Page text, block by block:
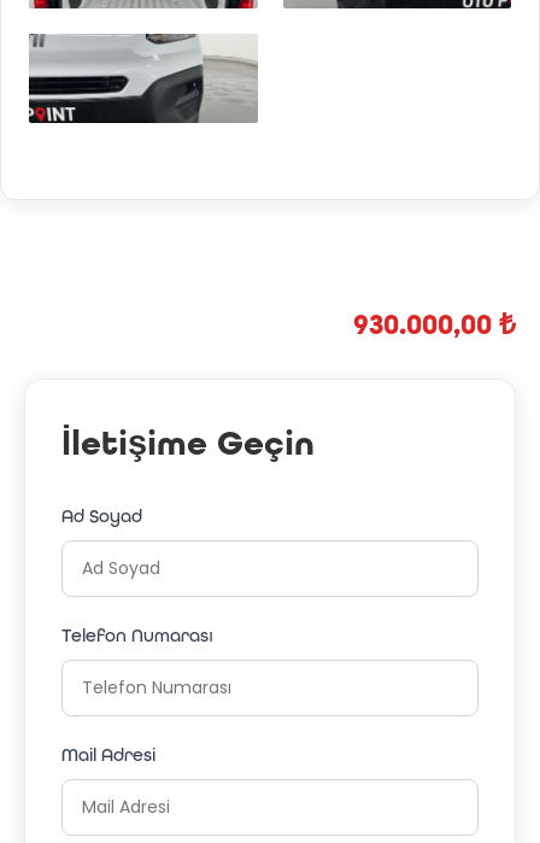
930.000,00 ₺
İletişime Geçin
Ad Soyad
Telefon Numarası
Mail Adresi